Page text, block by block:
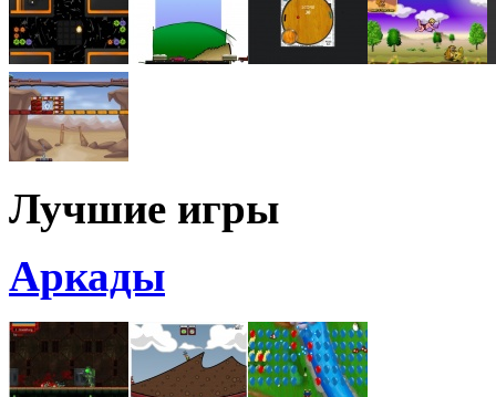
Лучшие игры
Аркады